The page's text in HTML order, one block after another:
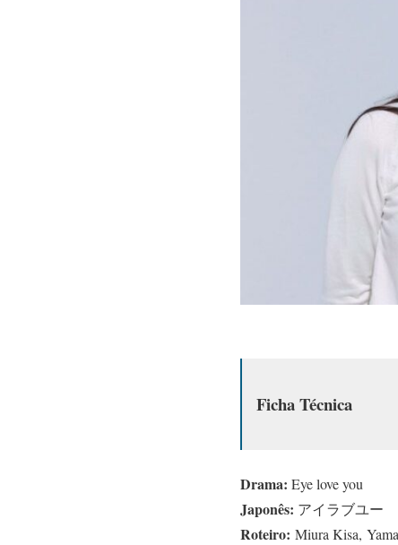
Ficha Técnica
Drama: Eye love you
Japonês: アイラブユー
Roteiro: Miura Kisa,